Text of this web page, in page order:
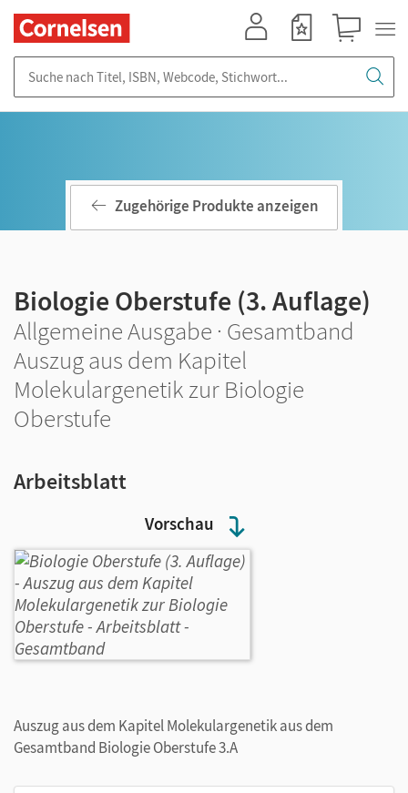
Vorschau
Zugehörige Produkte anzeigen
Biologie Oberstufe (3. Auflage)
Allgemeine Ausgabe · Gesamtband
Auszug aus dem Kapitel
Molekulargenetik zur Biologie
Oberstufe
Arbeitsblatt
Auszug aus dem Kapitel Molekulargenetik aus dem
Gesamtband Biologie Oberstufe 3.A